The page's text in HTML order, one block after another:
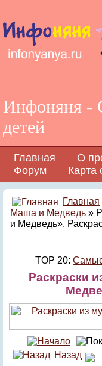
Инфоняня -
детей
Главная О
Форум
Карта
Главная
Маша и Медведь »
и Медведь».
TOP 20:
Раскраски
Назад